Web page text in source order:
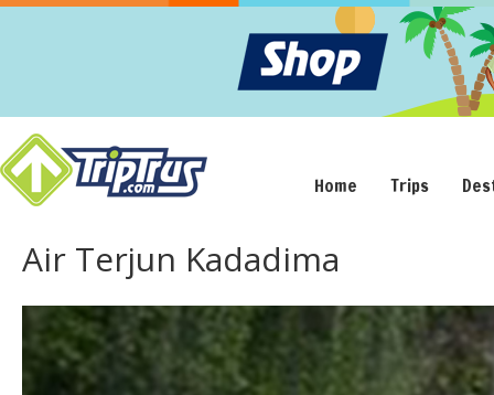
Home Trips
Air Terjun Kadadima